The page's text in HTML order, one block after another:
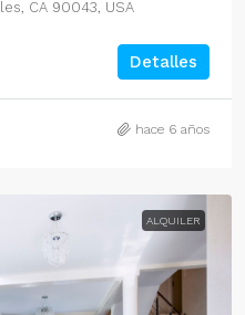
CA 90043, USA
Detalles
hace 6 años
ALQUILER